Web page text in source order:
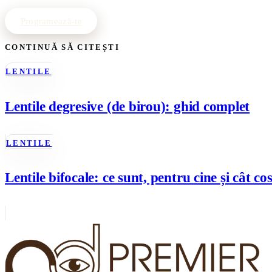
Programează-te
CONTINUĂ SĂ CITEȘTI
LENTILE
Lentile degresive (de birou): ghid complet
LENTILE
Lentile bifocale: ce sunt, pentru cine și cât